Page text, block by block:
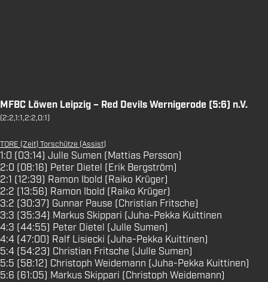
MFBC Löwen Leipzig – Red Devils Wernigerode (5:6) n.V.
(2:2,1:1,2:2,0:1)
TORE (Zeit) Torschütze (Assist)
1:0 (03:14) Julle Sumen (Mattias Persson)
2:0 (08:16) Peter Dietel (Erik Bergström)
2:1 (12:39) Ramon Ibold (Raiko Krüger)
2:2 (13:56) Ramon Ibold (Raiko Krüger)
3:2 (30:37) Gunnar Pause (Christian Fritsche)
3:3 (35:34) Markus Skippari (Juha-Pekka Kuittinen
4:3 (44:55) Peter Dietel (Julle Sumen)
4:4 (47:00) Ralf Lisiecki (Juha-Pekka Kuittinen)
5:4 (54:23) Christian Fritsche (Julle Sumen)
5:5 (58:12) Christoph Weidemann (Juha-Pekka Kuittinen)
5:6 (61:05) Markus Skippari (Christoph Weidemann)